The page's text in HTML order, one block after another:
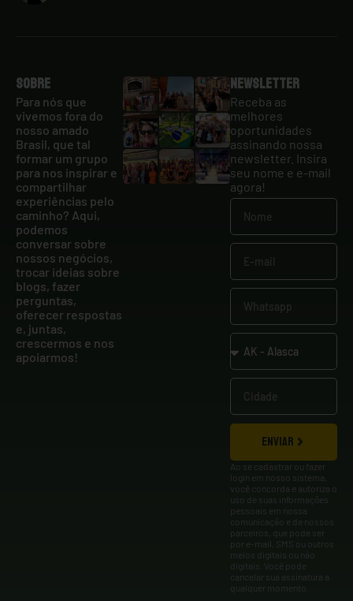
Sobre
Para nós que
vivemos fora do
nosso amado
Brasil, que tal
formar um grupo
para nos inspirar e
compartilhar
experiências pelo
caminho? Aqui,
podemos
conversar sobre
nossos negócios,
trocar ideias sobre
blogs, fazer
perguntas,
oferecer respostas
e, juntas,
crescermos e nos
apoiarmos!
Newsletter
Receba as
melhores
oportunidades
assinando nossa
newsletter. Insira
seu nome e e-mail
agora!
ENVIAR
Ao se cadastrar ou fazer
login em nosso sistema,
você concorda e autoriza o
uso de suas informações
pessoais em nossa
comunicação e de nossos
parceiros, que pode ser
por e-mail, SMS ou outros
meios digitais ou não
digitais. Você pode
cancelar sua assinatura a
qualquer momento.